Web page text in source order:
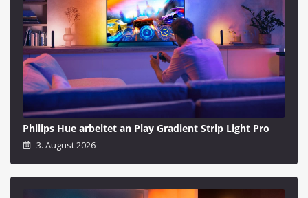
Philips Hue arbeitet an Play Gradient Strip Light Pro
3. August 2026